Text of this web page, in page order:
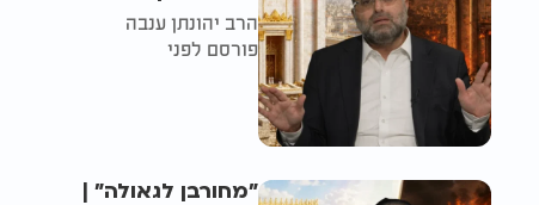
הרב יהונתן ענבה
פורסם לפני
"מחורבן לגאולה" |